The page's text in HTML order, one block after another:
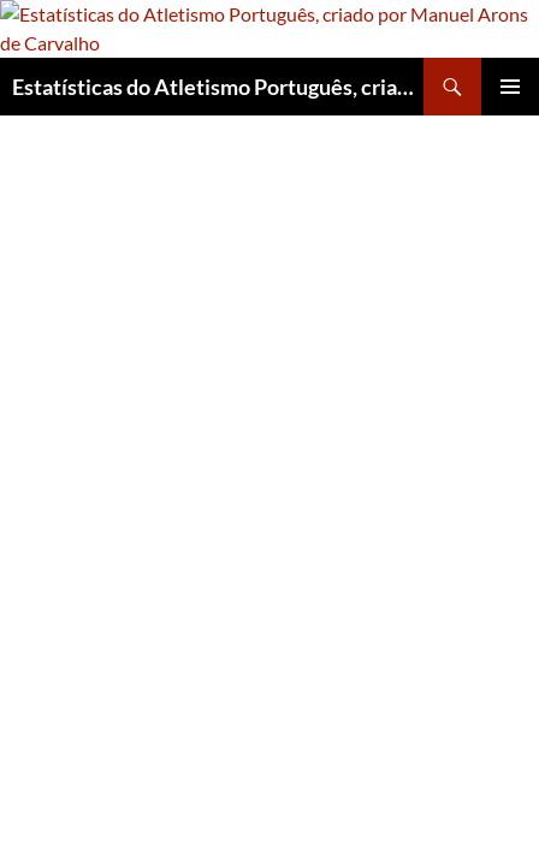
Skip
to
Estatísticas do Atletismo Português, criado por Manuel Arons de Carvalho